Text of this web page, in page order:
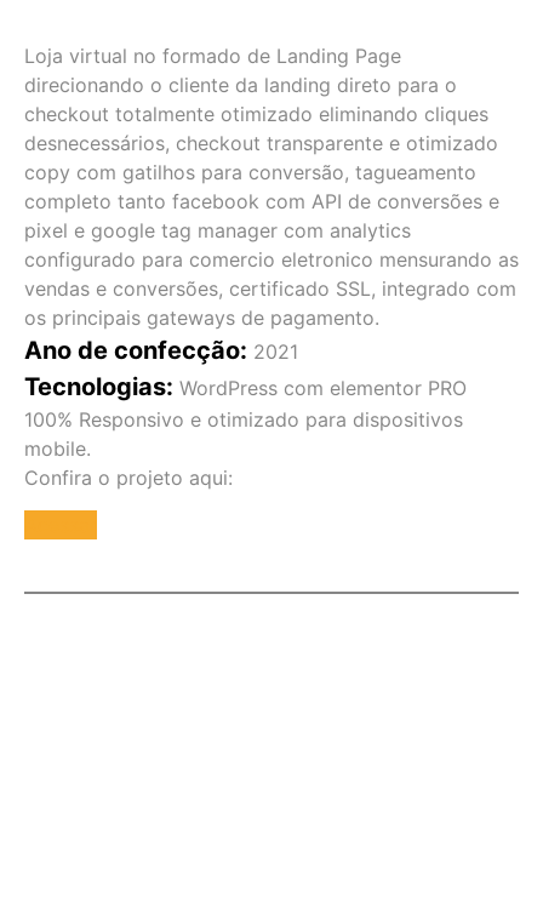
Loja virtual no formado de Landing Page
direcionando o cliente da landing direto para o
checkout totalmente otimizado eliminando cliques
desnecessários, checkout transparente e otimizado
copy com gatilhos para conversão, tagueamento
completo tanto facebook com API de conversões e
pixel e google tag manager com analytics
configurado para comercio eletronico mensurando as
vendas e conversões, certificado SSL, integrado com
os principais gateways de pagamento.
Ano de confecção: 2021
Tecnologias: WordPress com elementor PRO
100% Responsivo e otimizado para dispositivos
mobile.
Confira o projeto aqui: